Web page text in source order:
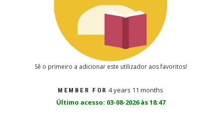
Sê o primeiro a adicionar este utilizador aos favoritos!
MEMBER FOR 4 years 11 months
Último acesso: 03-08-2026 às 18:47